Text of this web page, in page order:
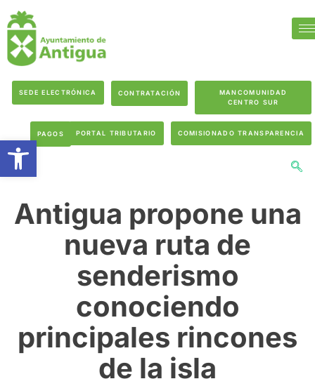
SEDE ELECTRÓNICA CONTRATACIÓN
MANCOMUNIDAD
CENTRO SUR
PAGOS PORTAL TRIBUTARIO COMISIONADO TRANSPARENCIA
Antigua propone una
nueva ruta de
senderismo
conociendo
principales rincones
de la isla
Abrir barra de herramientas